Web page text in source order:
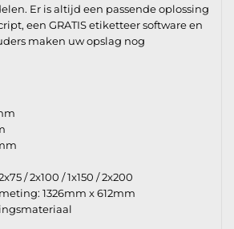
Er is altijd een passende oplossing
een GRATIS etiketteer software en
maken uw opslag nog
/ 2x100 / 1x150 / 2x200
1326mm x 612mm